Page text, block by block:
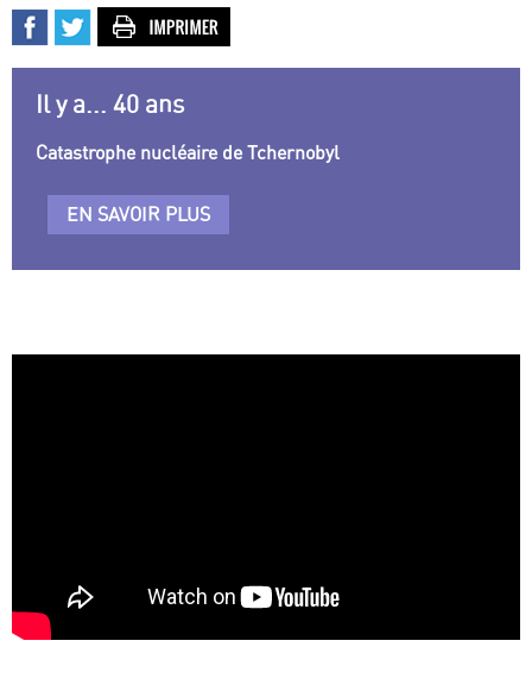
Il y a... 40 ans
Catastrophe nucléaire de Tchernobyl
EN SAVOIR PLUS